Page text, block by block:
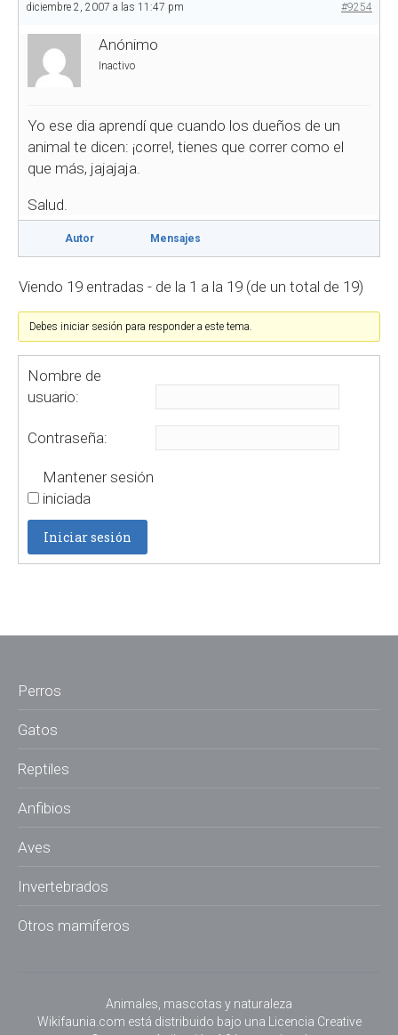
diciembre 2, 2007 a las 11:47 pm #9254
Anónimo
Inactivo
Yo ese dia aprendí que cuando los dueños de un
animal te dicen: ¡corre!, tienes que correr como el
que más, jajajaja.
Salud.
Autor Mensajes
Viendo 19 entradas - de la 1 a la 19 (de un total de 19)
Debes iniciar sesión para responder a este tema.
Nombre de
usuario:
Contraseña:
Mantener sesión
iniciada
Iniciar sesión
Perros
Gatos
Reptiles
Anfibios
Aves
Invertebrados
Otros mamíferos
Animales, mascotas y naturaleza
Wikifaunia.com está distribuido bajo una
Licencia Creative